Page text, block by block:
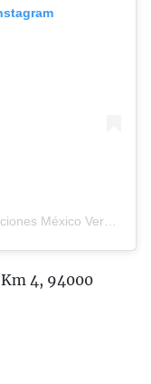
Una publicación compartida por Expediciones México Verde (@expedicionesmexicoverde)
4, 94000